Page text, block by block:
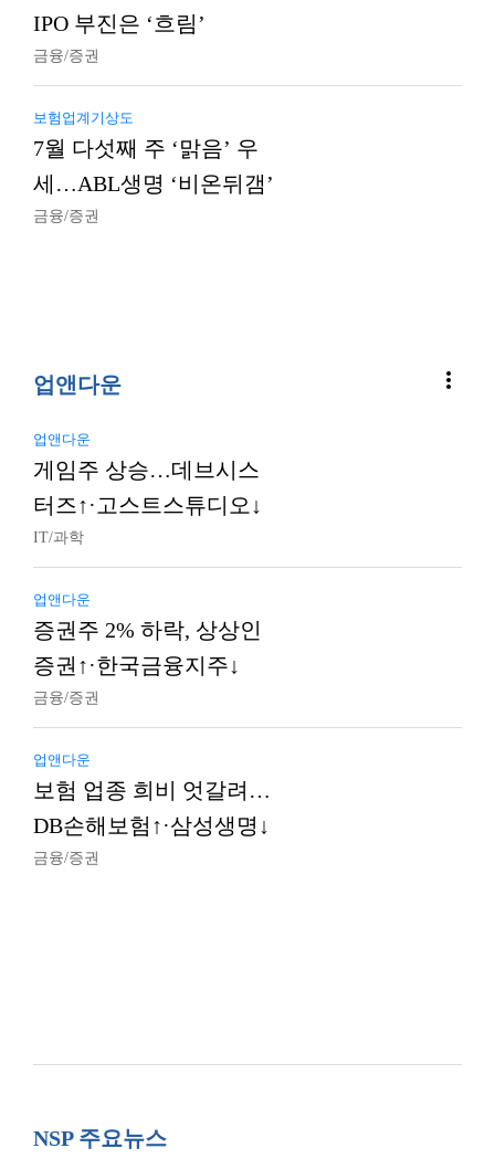
IPO 부진은 ‘흐림’
금융/증권
보험업계기상도
7월 다섯째 주 ‘맑음’ 우
세…ABL생명 ‘비온뒤갬’
금융/증권
업앤다운 more_vert
업앤다운
게임주 상승…데브시스
터즈↑·고스트스튜디오↓
IT/과학
업앤다운
증권주 2% 하락, 상상인
증권↑·한국금융지주↓
금융/증권
업앤다운
보험 업종 희비 엇갈려…
DB손해보험↑·삼성생명↓
금융/증권
NSP 주요뉴스